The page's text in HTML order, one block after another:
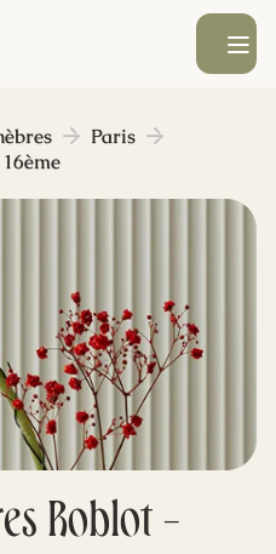
Ouvrir le
Roblot -
Paris